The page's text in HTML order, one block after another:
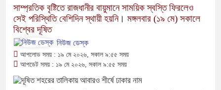
সাম্প্রতিক বৃষ্টিতে রাজধানীর বায়ুমানে সাময়িক স্বস্তি ফিরলেও
সেই পরিস্থিতি বেশিদিন স্থায়ী হয়নি। মঙ্গলবার (১৯ মে) সকালে
বিশ্বের দূষিত
নিউজ ডেস্ক
আপলোড সময় : ১৯ মে ২০২৬, সকাল ৯:৫৫ সময়
আপডেট সময় : ১৯ মে ২০২৬, সকাল ৯:৫৫ সময়